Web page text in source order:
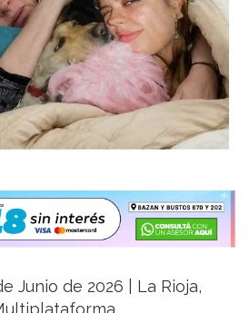
Junio de 2026 | La Rioja,